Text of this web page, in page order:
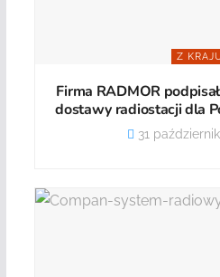
Z
Firma RADMOR
dostawy radiostacji dla
31